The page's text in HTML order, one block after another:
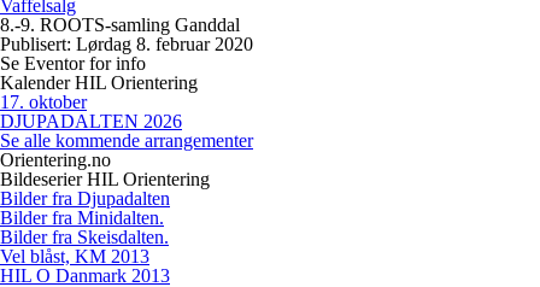
Vaffelsalg
8.-9. ROOTS-samling Ganddal
Publisert: Lørdag 8. februar 2020
Se Eventor for info
Kalender HIL Orientering
17. oktober
DJUPADALTEN 2026
Se alle kommende arrangementer
Orientering.no
Bildeserier HIL Orientering
Bilder fra Djupadalten
Bilder fra Minidalten.
Bilder fra Skeisdalten.
Vel blåst, KM 2013
HIL O Danmark 2013